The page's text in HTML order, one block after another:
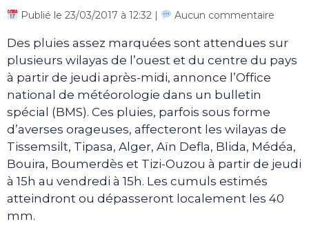
Publié le 23/03/2017 à 12:32 | Aucun commentaire
Des pluies assez marquées sont attendues sur
plusieurs wilayas de l’ouest et du centre du pays
à partir de jeudi après-midi, annonce l’Office
national de météorologie dans un bulletin
spécial (BMS). Ces pluies, parfois sous forme
d’averses orageuses, affecteront les wilayas de
Tissemsilt, Tipasa, Alger, Aïn Defla, Blida, Médéa,
Bouira, Boumerdès et Tizi-Ouzou à partir de jeudi
à 15h au vendredi à 15h. Les cumuls estimés
atteindront ou dépasseront localement les 40
mm.